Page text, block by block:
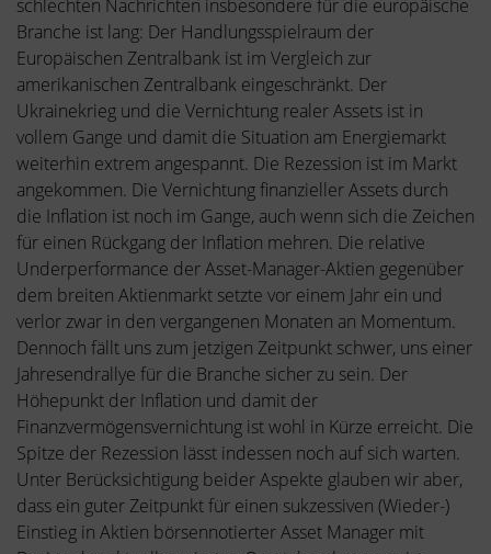
schlechten Nachrichten insbesondere für die europäische
Branche ist lang: Der Handlungsspielraum der
Europäischen Zentralbank ist im Vergleich zur
amerikanischen Zentralbank eingeschränkt. Der
Ukrainekrieg und die Vernichtung realer Assets ist in
vollem Gange und damit die Situation am Energiemarkt
weiterhin extrem angespannt. Die Rezession ist im Markt
angekommen. Die Vernichtung finanzieller Assets durch
die Inflation ist noch im Gange, auch wenn sich die Zeichen
für einen Rückgang der Inflation mehren. Die relative
Underperformance der Asset-Manager-Aktien gegenüber
dem breiten Aktienmarkt setzte vor einem Jahr ein und
verlor zwar in den vergangenen Monaten an Momentum.
Dennoch fällt uns zum jetzigen Zeitpunkt schwer, uns einer
Jahresendrallye für die Branche sicher zu sein. Der
Höhepunkt der Inflation und damit der
Finanzvermögensvernichtung ist wohl in Kürze erreicht. Die
Spitze der Rezession lässt indessen noch auf sich warten.
Unter Berücksichtigung beider Aspekte glauben wir aber,
dass ein guter Zeitpunkt für einen sukzessiven (Wieder-)
Einstieg in Aktien börsennotierter Asset Manager mit